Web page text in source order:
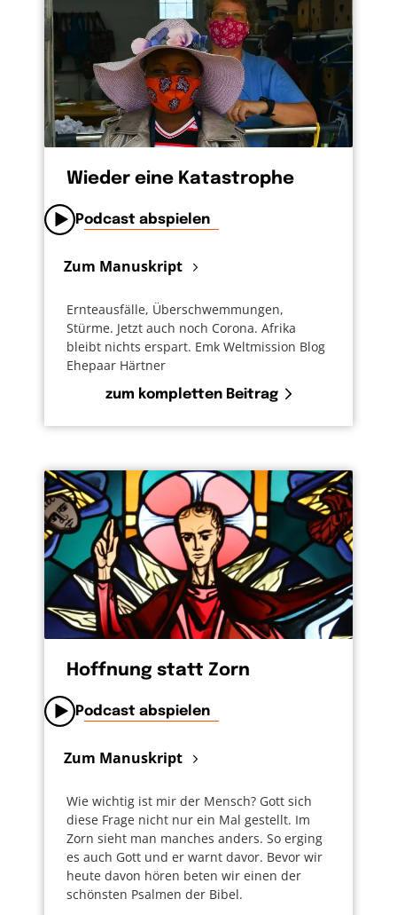
Wieder eine Katastrophe
Podcast abspielen
Zum Manuskript
Ernteausfälle, Überschwemmungen,
Stürme. Jetzt auch noch Corona. Afrika
bleibt nichts erspart. Emk Weltmission Blog
Ehepaar Härtner
zum kompletten Beitrag
Hoffnung statt Zorn
Podcast abspielen
Zum Manuskript
Wie wichtig ist mir der Mensch? Gott sich
diese Frage nicht nur ein Mal gestellt. Im
Zorn sieht man manches anders. So erging
es auch Gott und er warnt davor. Bevor wir
heute davon hören beten wir einen der
schönsten Psalmen der Bibel.